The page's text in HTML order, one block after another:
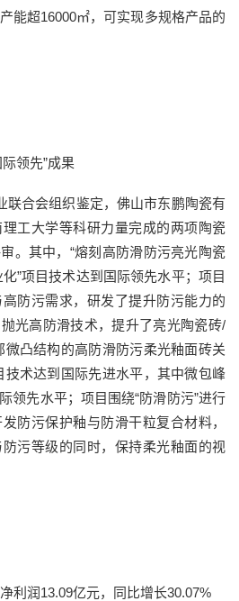
能超16000㎡，可实现多规格产品的
领先”成果
联合会组织鉴定，佛山市东鹏陶瓷有
工大学等科研力量完成的两项陶瓷
。其中，“熔刻高防滑防污亮光陶瓷
”项目技术达到国际领先水平；项目
防污需求，研发了提升防污能力的
光高防滑技术，提升了亮光陶瓷砖/
微凸结构的高防滑防污柔光釉面砖关
技术达到国际先进水平，其中微包峰
领先水平；项目围绕“防滑防污”进行
防污保护釉与防滑干粒复合材料，
污等级的同时，保持柔光釉面的视
利润13.09亿元，同比增长30.07%